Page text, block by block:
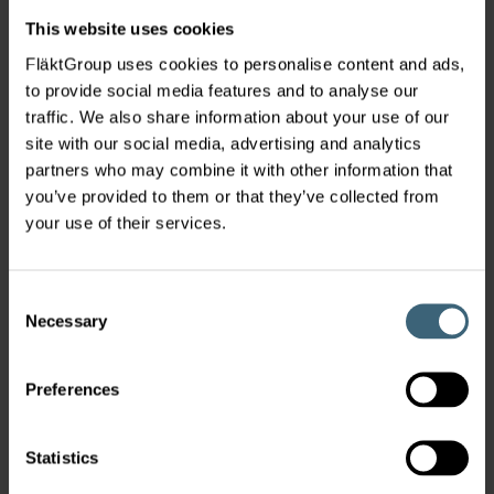
This website uses cookies
FläktGroup uses cookies to personalise content and ads,
to provide social media features and to analyse our
traffic. We also share information about your use of our
site with our social media, advertising and analytics
partners who may combine it with other information that
you’ve provided to them or that they’ve collected from
your use of their services.
Selection
Necessary
Preferences
Statistics
Wir sind die Experten für
Seit mehr als 100 Jahren (seit 1909)
ist FläktGroup ein Unternehmen, das
sich der Verantwortung einer
Menschen gegenüber bewußt ist.